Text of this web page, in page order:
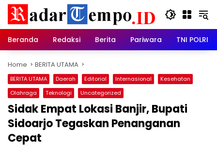
Skip
content
Beranda
Redaksi Berita Pariwara TNI POLRI
Home BERITA UTAMA
BERITA UTAMA Daerah Editorial Internasional
Kesehatan
Olahraga
Teknologi Uncategorized
Sidak Empat Lokasi Banjir, Bupati
Sidoarjo Tegaskan Penanganan
Cepat